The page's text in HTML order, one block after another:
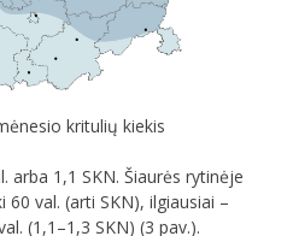
kritulių kiekis
arba 1,1 SKN. Šiaurės rytinėje
val. (arti SKN), ilgiausiai –
(1,1–1,3 SKN) (3 pav.).